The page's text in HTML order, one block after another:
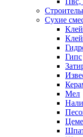
Сухие
Гипс
Мел